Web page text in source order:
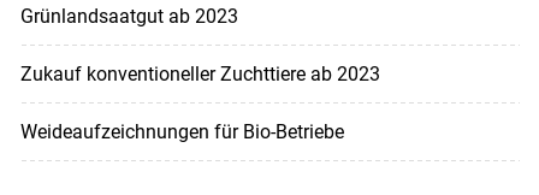
Grünlandsaatgut ab 2023
Zukauf konventioneller Zuchttiere ab 2023
Weideaufzeichnungen für Bio-Betriebe